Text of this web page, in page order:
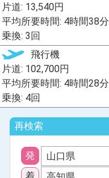
片道: 13,540円
平均所要時間: 4時間38分
乗換: 3回
飛行機
片道: 102,700円
平均所要時間: 4時間28分
乗換: 4回
再検索
発
山口県